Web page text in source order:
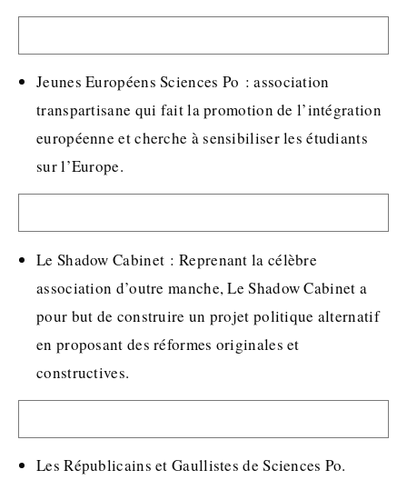
Jeunes Européens Sciences Po : association
transpartisane qui fait la promotion de l’intégration
européenne et cherche à sensibiliser les étudiants
sur l’Europe.
Le Shadow Cabinet : Reprenant la célèbre
association d’outre manche, Le Shadow Cabinet a
pour but de construire un projet politique alternatif
en proposant des réformes originales et
constructives.
Les Républicains et Gaullistes de Sciences Po.